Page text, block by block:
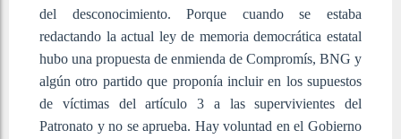
del desconocimiento. Porque cuando se estaba
redactando la actual ley de memoria democrática estatal
hubo una propuesta de enmienda de Compromís, BNG y
algún otro partido que proponía incluir en los supuestos
de víctimas del artículo 3 a las supervivientes del
Patronato y no se aprueba. Hay voluntad en el Gobierno